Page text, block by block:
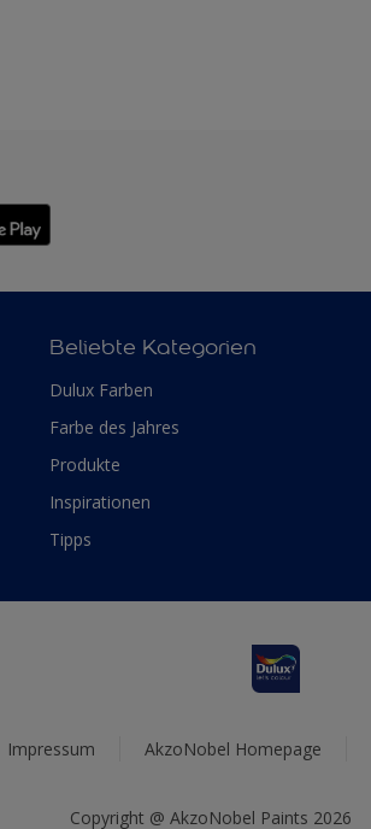
Beliebte Kategorien
Dulux Farben
Farbe des Jahres
Produkte
Inspirationen
Tipps
Impressum AkzoNobel Homepage
Copyright @ AkzoNobel Paints 2026